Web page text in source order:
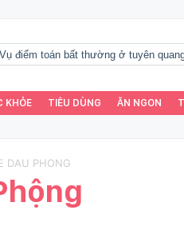
vụ điểm toán bất thường ở tuyên
KHỎE TIÊU DÙNG ĂN NGON
DAU PHONG